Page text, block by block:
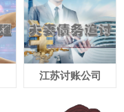
江苏讨账公司